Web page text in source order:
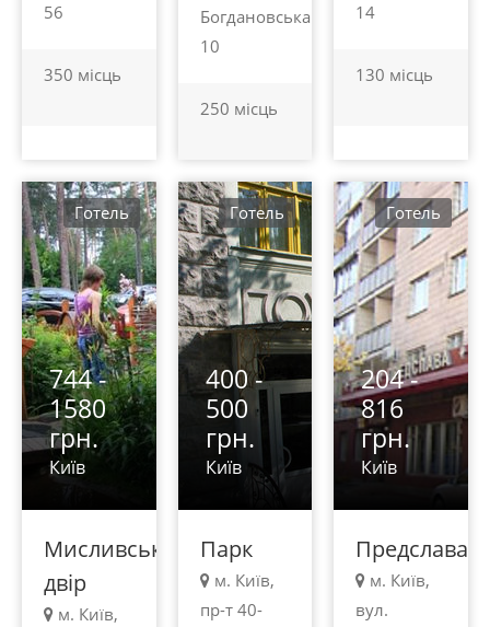
56
350 місць
Богдановська
10
250 місць
14
130 місць
744 -
1580
грн.
Київ
Мисливський
двір
м. Київ,
Готель
400 -
500
грн.
Київ
Парк
м. Київ,
пр-т 40-
Готель
204 -
816
грн.
Київ
Предслава
м. Київ,
вул.
Готель